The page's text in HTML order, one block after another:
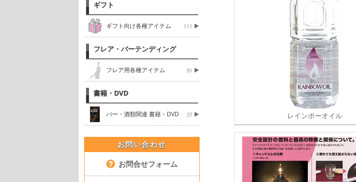
ギフト
ギフト向け各種アイテム 111
フレア・バーテンディング
フレア用各種アイテム 91
書籍・DVD
バー・酒類関連 書籍・DVD 37
お問い合わせ
お問合せフォーム
レインボーオイル